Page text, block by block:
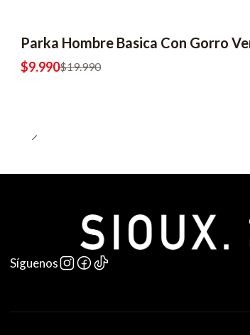
-50% OFF
Parka Hombre Basica Con Gorro
$9.990$19.990
Síguenos